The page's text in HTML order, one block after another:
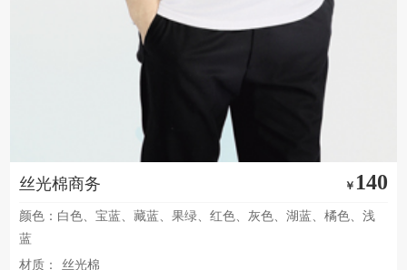
丝光棉商务 ￥ 140
颜色：白色、宝蓝、藏蓝、果绿、红色、灰色、湖蓝、橘色、浅
蓝
材质：
丝光棉